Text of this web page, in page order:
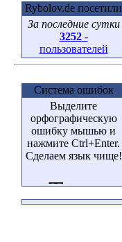
Rybolov.de посетили
За последние сутки
3252-
пользователей
Система ошибок
Выделите
орфографическую
ошибку мышью и
нажмите Ctrl+Enter.
Сделаем язык чище!